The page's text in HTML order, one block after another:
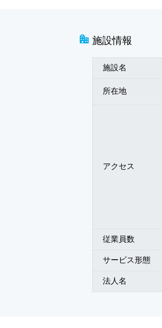
施設情報
施設名
所在地
アクセス
従業員数
サービス形態
法人名